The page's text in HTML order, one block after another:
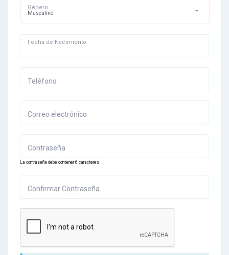
Género
Masculino
Fecha de Nacimiento
Teléfono
Correo electrónico
Contraseña
La contraseña debe contener 6 caracteres
Confirmar Contraseña